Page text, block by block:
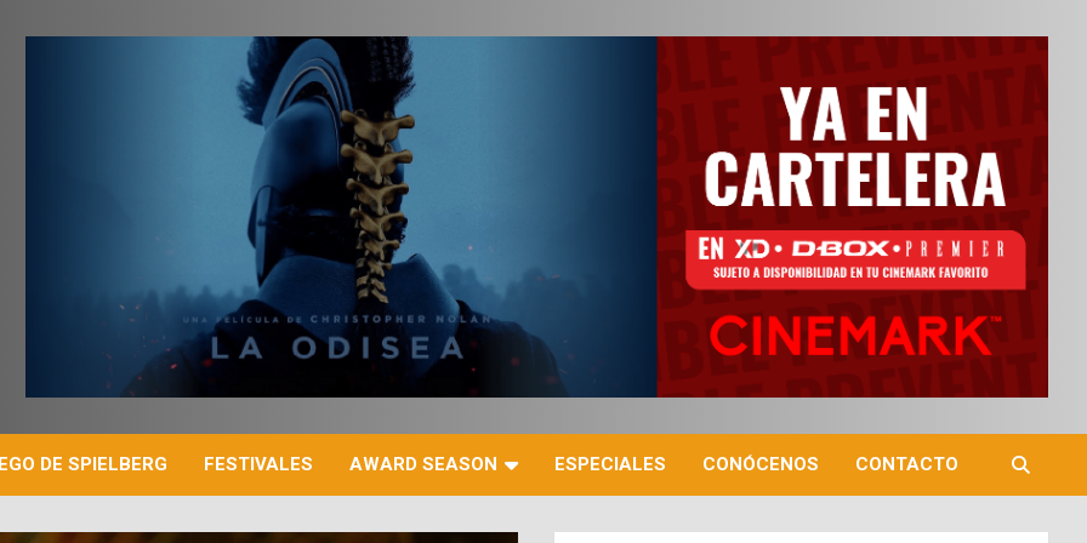
DE SPIELBERG FESTIVALES AWARD SEASON ESPECIALES CONÓCENOS CONTACTO